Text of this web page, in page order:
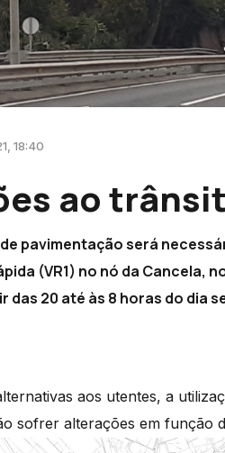
18:40
ao
pavimentação será
(VR1) no nó da Cancela,
20 até às 8 horas do dia
aos utentes, a
sofrer alterações em função